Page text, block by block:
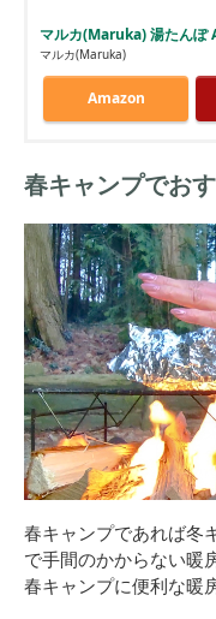
マルカ(Maruka) 湯たんぽ
マルカ(Maruka)
Amazon
春キャンプでお
春キャンプであれば冬
で手間のかからない暖
春キャンプに便利な暖